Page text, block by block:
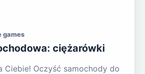
games
ciężarówki
Ciebie! Oczyść samochody do